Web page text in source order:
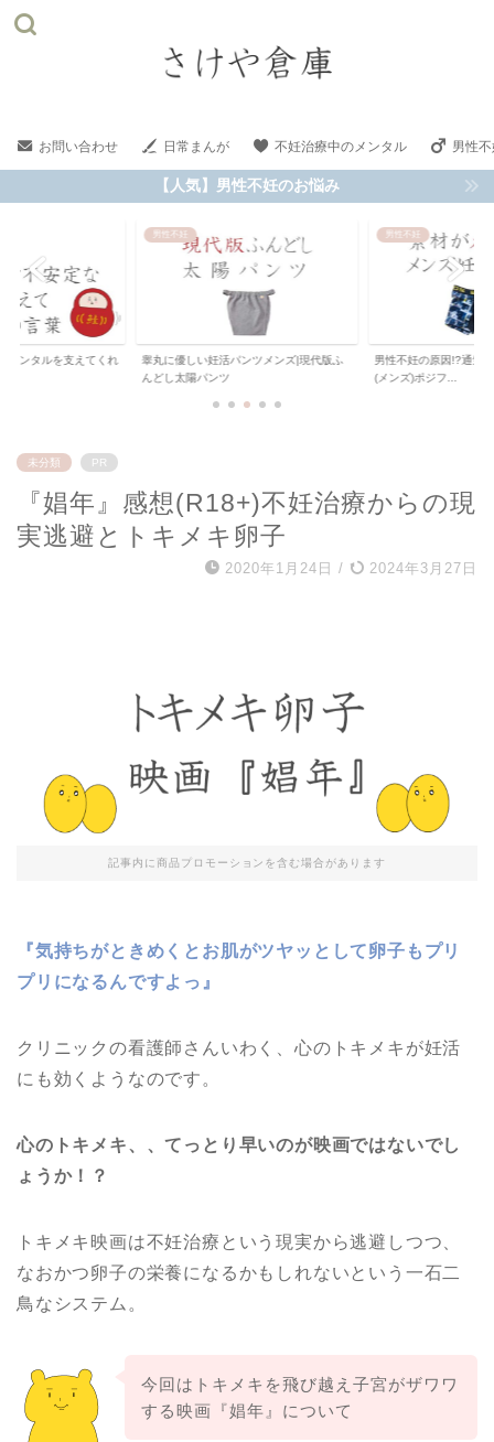
お問い合わせ 日常まんが 不妊治療中のメンタル 男性
【人気】男性不妊のお悩み
メンタルを支えてくれ
男性不妊
睾丸に優しい妊活パンツメンズ|現代版ふ
んどし太陽パンツ
男性不妊
男性不妊の原因!?通気
(メンズ)ポジフ...
未分類 PR
『娼年』感想(R18+)不妊治療からの現
実逃避とトキメキ卵子
2020年1月24日 / 2024年3月27日
記事内に商品プロモーションを含む場合があります
『気持ちがときめくとお肌がツヤッとして卵子もプリ
プリになるんですよっ』
クリニックの看護師さんいわく、心のトキメキが妊活
にも効くようなのです。
心のトキメキ、、てっとり早いのが映画ではないでし
ょうか！？
トキメキ映画は不妊治療という現実から逃避しつつ、
なおかつ卵子の栄養になるかもしれないという一石二
鳥なシステム。
今回はトキメキを飛び越え子宮がザワワ
する映画『娼年』について